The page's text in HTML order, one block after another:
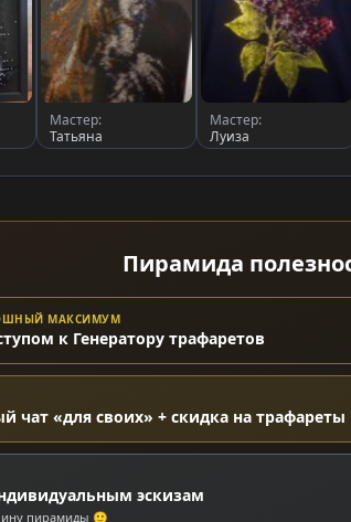
Мастер:
Татьяна
Мастер:
Луиза
Пирамида
МАКСИМУМ
к Генератору трафаретов
чат «для своих» + скидка на трафареты
эскизам
пирамиды 🙂